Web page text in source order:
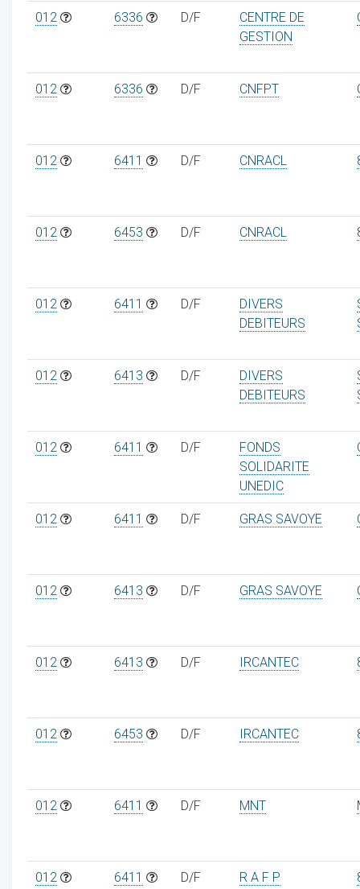
012 6336 D/F
CENTRE DE
GESTION
012 6336 D/F CNFPT
012 6411 D/F CNRACL
012 6453 D/F CNRACL
012 6411 D/F
DIVERS
DEBITEURS
012 6413 D/F
DIVERS
DEBITEURS
012 6411 D/F
FONDS
SOLIDARITE
UNEDIC
012 6411 D/F GRAS SAVOYE
012 6413 D/F GRAS SAVOYE
012 6413 D/F IRCANTEC
012 6453 D/F IRCANTEC
012 6411 D/F MNT
012 6411 D/F R A F P